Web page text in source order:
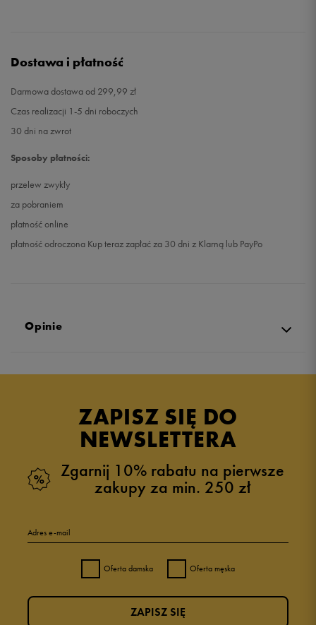
Dostawa i płatność
Darmowa dostawa od 299,99 zł
Czas realizacji 1-5 dni roboczych
30 dni na zwrot
Sposoby płatności:
przelew zwykły
za pobraniem
płatność online
płatność odroczona Kup teraz zapłać za 30 dni z Klarną lub PayPo
Opinie
ZAPISZ SIĘ DO
NEWSLETTERA
Zgarnij 10% rabatu na pierwsze
zakupy za min. 250 zł
Adres e-mail
Oferta damska Oferta męska
ZAPISZ SIĘ